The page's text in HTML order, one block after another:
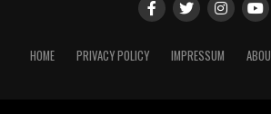
HOME PRIVACY POLICY IMPRESSUM